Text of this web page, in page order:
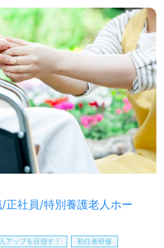
一人おひとりに寄り添いた
『働きがいを感じながら仕事
役に立てるキャリアを描きた
を変えて働きたい』等の方も
当コンサルタントよりご案内
なくお願いします。
業界の正社員/パート求人探
人情報収集、将来的に検討の
希望に応じてお問い合わせ/ご
人紹介、年収交渉など完全無
す。＜非公開求人も取扱い
緒に転職活動！お問い合わ
社員/特別養護老人ホー
アップを目指す！ 初任者研修